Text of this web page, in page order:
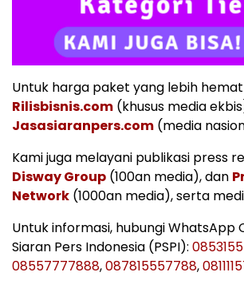
Untuk harga paket yang lebih
Rilisbisnis.com (khusus media
Jasasiaranpers.com (media
Kami juga melayani publikasi press
Disway Group (100an media), dan
Network (1000an media), serta
Untuk informasi, hubungi WhatsApp
Siaran Pers Indonesia (PSPI):
08557777888,087815557788,